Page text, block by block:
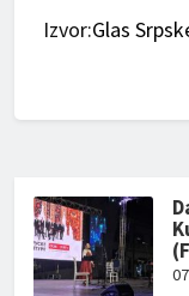
Izvor:Glas